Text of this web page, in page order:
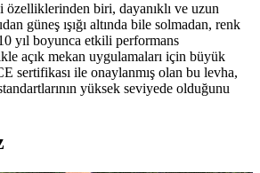
biri, dayanıklı ve uzun
güneş ışığı altında bile solmadan, renk
yıl boyunca etkili performans
açık mekan uygulamaları için büyük
sertifikası ile onaylanmış olan bu levha,
yüksek seviyede olduğunu